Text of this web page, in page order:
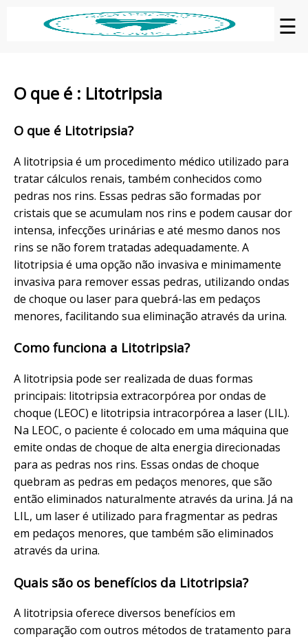
☰
O que é : Litotripsia
O que é Litotripsia?
A litotripsia é um procedimento médico utilizado para
tratar cálculos renais, também conhecidos como
pedras nos rins. Essas pedras são formadas por
cristais que se acumulam nos rins e podem causar dor
intensa, infecções urinárias e até mesmo danos nos
rins se não forem tratadas adequadamente. A
litotripsia é uma opção não invasiva e minimamente
invasiva para remover essas pedras, utilizando ondas
de choque ou laser para quebrá-las em pedaços
menores, facilitando sua eliminação através da urina.
Como funciona a Litotripsia?
A litotripsia pode ser realizada de duas formas
principais: litotripsia extracorpórea por ondas de
choque (LEOC) e litotripsia intracorpórea a laser (LIL).
Na LEOC, o paciente é colocado em uma máquina que
emite ondas de choque de alta energia direcionadas
para as pedras nos rins. Essas ondas de choque
quebram as pedras em pedaços menores, que são
então eliminados naturalmente através da urina. Já na
LIL, um laser é utilizado para fragmentar as pedras
em pedaços menores, que também são eliminados
através da urina.
Quais são os benefícios da Litotripsia?
A litotripsia oferece diversos benefícios em
comparação com outros métodos de tratamento para